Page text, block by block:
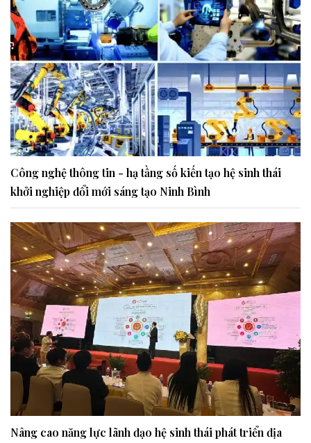
Công nghệ thông tin - hạ tầng số kiến tạo hệ sinh thái
khởi nghiệp đổi mới sáng tạo Ninh Bình
Nâng cao năng lực lãnh đạo hệ sinh thái phát triển địa